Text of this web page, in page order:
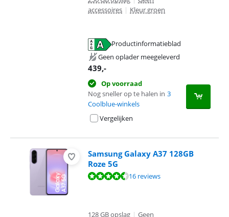
accessoires | Kleur groen
Productinformatieblad
Geen oplader meegeleverd
439,-
Op voorraad
Nog sneller op te halen in 3
Coolblue-winkels
Vergelijken
Samsung Galaxy A37 128GB
Roze 5G
Beoordeling is 9,3 van de 10, gebaseerd op 16 reviews.
16 reviews
128 GB opslag | Geen